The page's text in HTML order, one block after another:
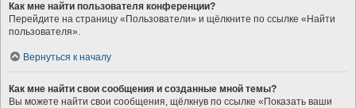
Как мне найти пользователя конференции?
Перейдите на страницу «Пользователи» и щёлкните по ссылке «Найти
пользователя».
Вернуться к началу
Как мне найти свои сообщения и созданные мной темы?
Вы можете найти свои сообщения, щёлкнув по ссылке «Показать ваши